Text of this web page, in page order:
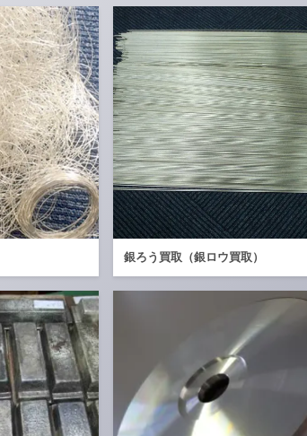
銀ろう買取（銀ロウ買取）